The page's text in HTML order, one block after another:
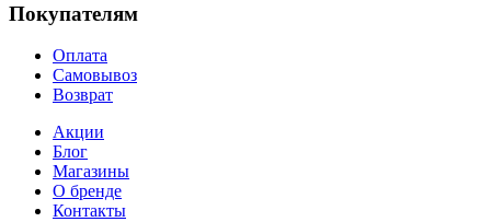
Покупателям
Оплата
Самовывоз
Возврат
Акции
Блог
Магазины
О бренде
Контакты